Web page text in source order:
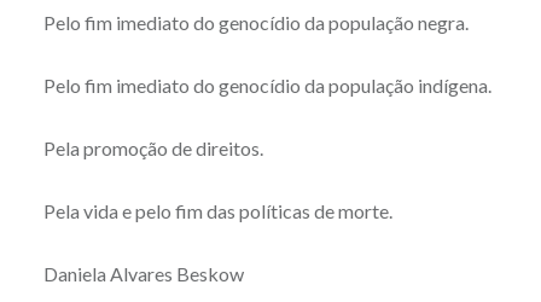
Pelo fim imediato do genocídio da população negra.
Pelo fim imediato do genocídio da população indígena.
Pela promoção de direitos.
Pela vida e pelo fim das políticas de morte.
Daniela Alvares Beskow